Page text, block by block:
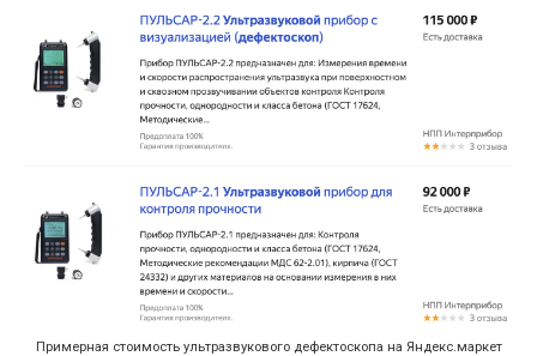
Примерная стоимость ультразвукового дефектоскопа на Яндекс.маркет